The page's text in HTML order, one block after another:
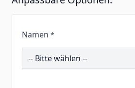
Namen *
211496